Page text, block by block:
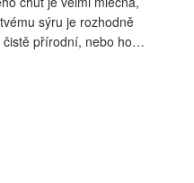
sýru je rozhodně
čistě přírodní, nebo ho…